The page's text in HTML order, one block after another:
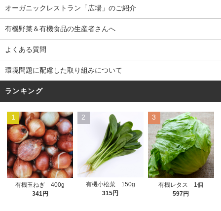
オーガニックレストラン「広場」のご紹介
有機野菜＆有機食品の生産者さんへ
よくある質問
環境問題に配慮した取り組みについて
ランキング
1
有機玉ねぎ 400g
341円
2
有機小松菜 150g
315円
3
有機レタス 1個
597円